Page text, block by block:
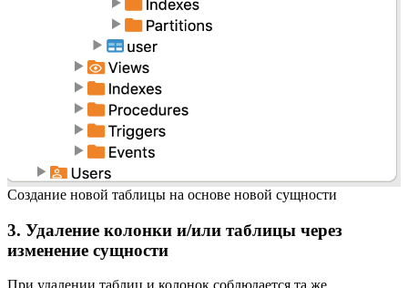
Создание новой таблицы на основе новой сущности
3. Удаление колонки и/или таблицы через
изменение сущности